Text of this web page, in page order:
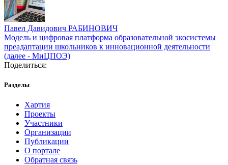
Павел Давидович РАБИНОВИЧ
Модель и цифровая платформа образовательной экосистемы
преадаптации школьников к инновационной деятельности
(далее - МиЦПОЭ)
Поделиться:
Разделы
Хартия
Проекты
Участники
Организации
Публикации
О портале
Обратная связь